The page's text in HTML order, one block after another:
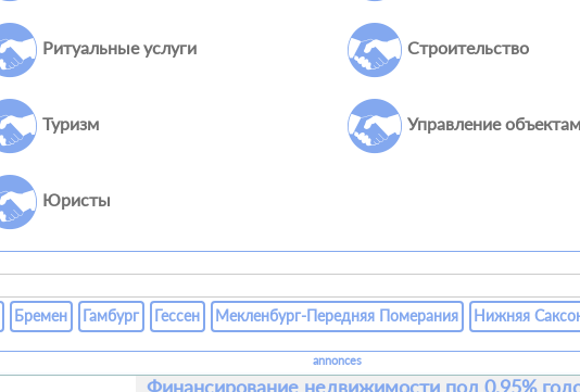
Ритуальные услуги Строительство
Туризм Управление
Юристы
Бремен Гамбург Гессен Мекленбург-Передняя Померания Нижняя
annonces
Финансирование недвижимости под 0,95%